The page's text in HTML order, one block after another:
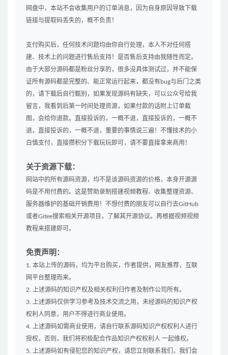
网盘中，本站不会收集用户的订单消息，因为自身原因导致下载
链接与提取码丢失的，概不负责！
支付购买后，任何技术问题均由你自行处理，本人不对任何搭
建、技术上的问题进行售后支持！是否售后支持由我随性而定。
由于大部分源码都是粉丝分享的，很多没具体测试过，并不能保
证所有源码都是完整的、能正常运行起来，都没有bug与后门之类
的，请下载后自行甄别，如果发现源码有缺失，可以公众号给我
留言，我看到后第一时间处理资源，如果付款的话附上订单截
图，会给你退款。直接投诉的，一概不退，直接投诉的，一概不
退，直接投诉的，一概不退，重要的事情说三遍！不懂技术的小
白慎支付，直接攒积分下载玩玩即可，请不要直接拿来商用！
关于资源下载：
网站中的所有源码资源，均不是该源码资源的价格，本身开源源
码是不用付费的。这是赞助录制搭建视频教程、收集整理资源、
服务器维护的基础开销费用！不想付费的朋友可以自行去GitHub
或者Gitee搜索相关开源项目，了解其开源协议。再根据视频视频
教程来搭建即可。
免责声明：
1. 本站上传的源码，均为平台购买，作者提供，网友推荐，互联
网平台整理而来。
2. 上述源码的知识产权及相关权利归作者及制作公司所有。
3. 上述源码仅供学习参考及技术交流之用，未经源码的知识产权
权利人同意，用户不得进行商业使用。
4. 上述源码如需商业使用，请自行联系源码知识产权权利人进行
授权，否则，我们将积极配合作品知识产权权利人 一起维权。
5. 上述源码如有侵犯您的知识产权，请您立刻联系我们，我们会